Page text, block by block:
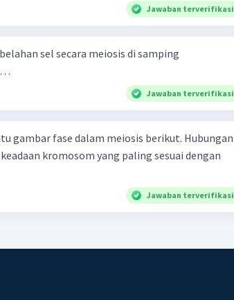
Jawaban terverifikasi
sel secara meiosis di samping
.
Jawaban terverifikasi
fase dalam meiosis berikut. Hubungan
kromosom yang paling sesuai dengan
Jawaban terverifikasi